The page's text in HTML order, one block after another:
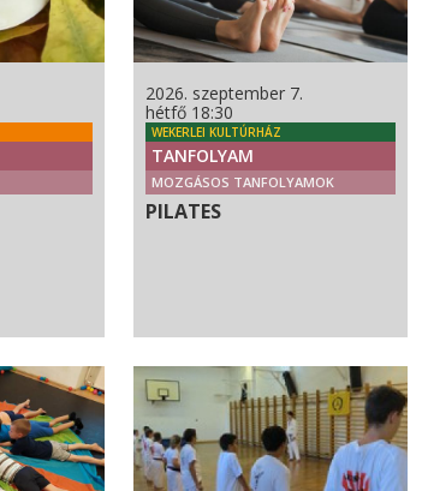
2026. szeptember 7.
hétfő 18:30
WEKERLEI KULTÚRHÁZ
TANFOLYAM
MOZGÁSOS TANFOLYAMOK
PILATES